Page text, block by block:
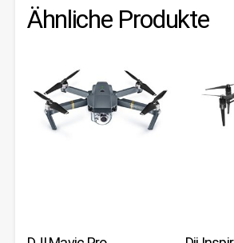
Ähnliche Produkte